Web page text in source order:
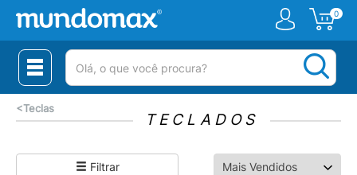
0
(pesquisar)
<Teclas
TECLADOS
Filtrar